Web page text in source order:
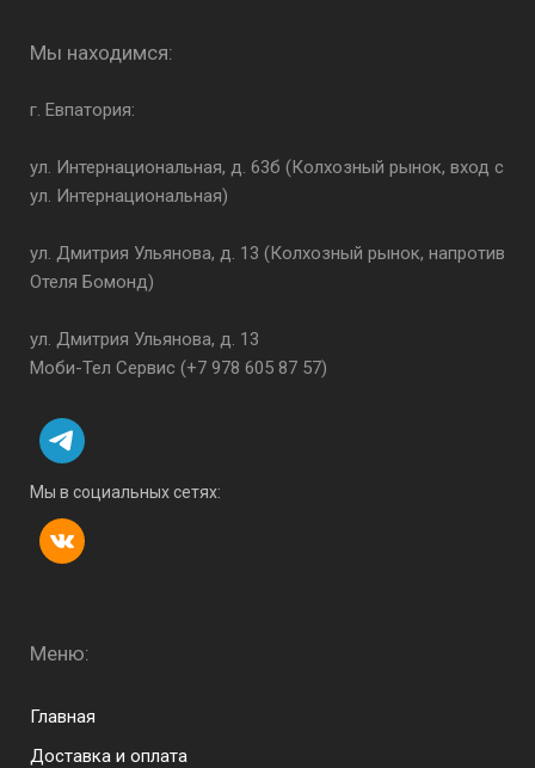
Меню:
Menu footer
Главная
Доставка и оплата
Мы находимся:
г. Евпатория:
ул. Интернациональная, д. 63б (Колхозный рынок, вход с
ул. Интернациональная)
ул. Дмитрия Ульянова, д. 13 (Колхозный рынок, напротив
Отеля Бомонд)
ул. Дмитрия Ульянова, д. 13
Моби-Тел Сервис (+7 978 605 87 57)
Мы в социальных сетях: